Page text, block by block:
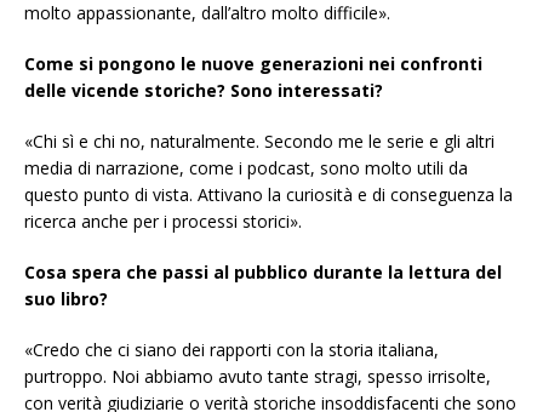
molto appassionante, dall’altro molto difficile».
Come si pongono le nuove generazioni nei confronti
delle vicende storiche? Sono interessati?
«Chi sì e chi no, naturalmente. Secondo me le serie e gli altri
media di narrazione, come i podcast, sono molto utili da
questo punto di vista. Attivano la curiosità e di conseguenza la
ricerca anche per i processi storici».
Cosa spera che passi al pubblico durante la lettura del
suo libro?
«Credo che ci siano dei rapporti con la storia italiana,
purtroppo. Noi abbiamo avuto tante stragi, spesso irrisolte,
con verità giudiziarie o verità storiche insoddisfacenti che sono